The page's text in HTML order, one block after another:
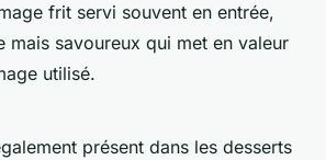
frit servi souvent en entrée,
mais savoureux qui met en valeur
utilisé.
présent dans les desserts